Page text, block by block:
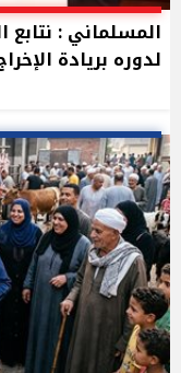
المسلماني : نتابع
لدوره بريادة